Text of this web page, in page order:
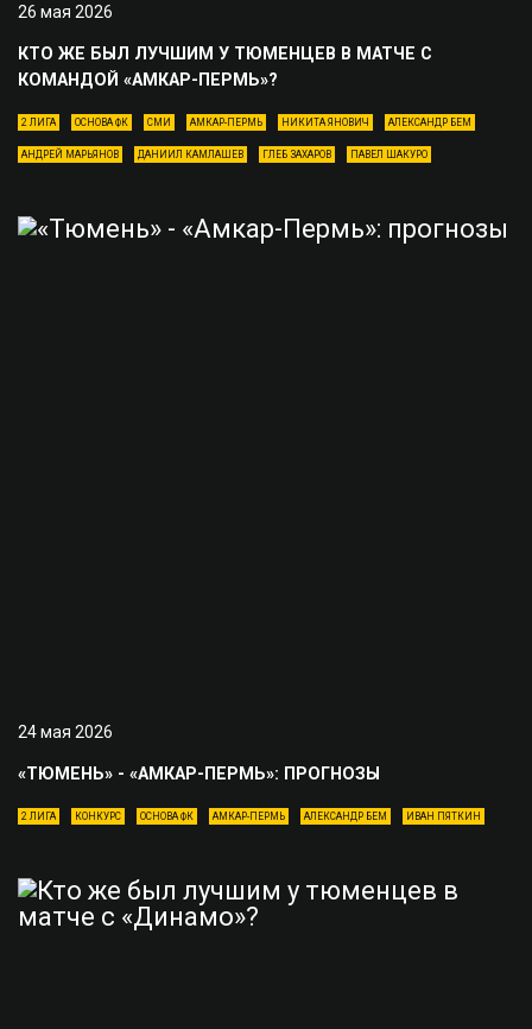
26 мая 2026
КТО ЖЕ БЫЛ ЛУЧШИМ У ТЮМЕНЦЕВ В МАТЧЕ С
КОМАНДОЙ «АМКАР-ПЕРМЬ»?
2 ЛИГА ОСНОВА ФК СМИ АМКАР-ПЕРМЬ НИКИТА ЯНОВИЧ АЛЕКСАНДР БЕМ
АНДРЕЙ МАРЬЯНОВ ДАНИИЛ КАМЛАШЕВ ГЛЕБ ЗАХАРОВ ПАВЕЛ ШАКУРО
24 мая 2026
«ТЮМЕНЬ» - «АМКАР-ПЕРМЬ»: ПРОГНОЗЫ
2 ЛИГА КОНКУРС ОСНОВА ФК АМКАР-ПЕРМЬ АЛЕКСАНДР БЕМ ИВАН ПЯТКИН